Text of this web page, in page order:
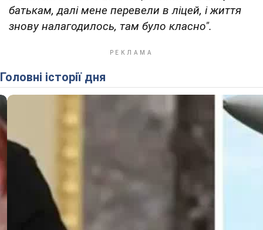
батькам, далі мене перевели в ліцей, і життя
знову налагодилось, там було класно".
Головні історії дня